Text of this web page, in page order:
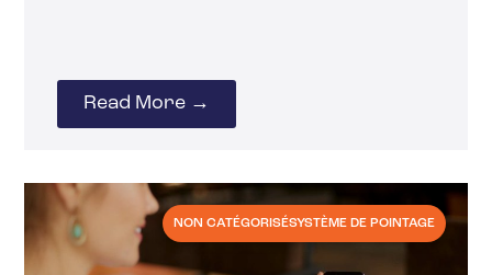
Read More →
NON CATÉGORISÉSYSTÈME DE POINTAGE